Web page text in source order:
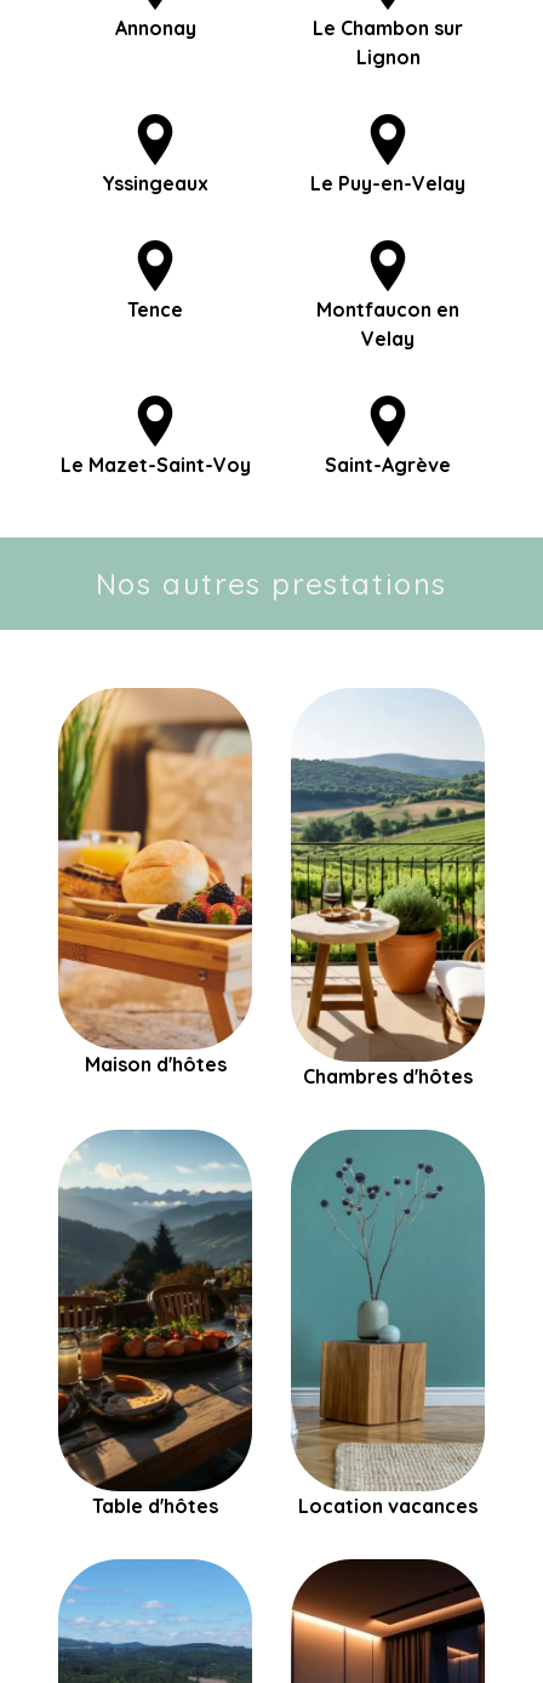
Annonay
Le Chambon sur
Lignon
Yssingeaux Le Puy-en-Velay
Tence
Montfaucon en
Velay
Le Mazet-Saint-Voy Saint-Agrève
Nos autres prestations
Maison d'hôtes Chambres d'hôtes
Table d'hôtes Location vacances